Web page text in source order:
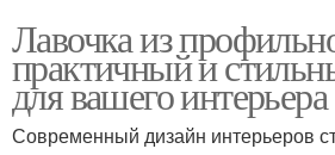
Лавочка из
практичный и
для вашего интерьера
Современный дизайн интерьеров